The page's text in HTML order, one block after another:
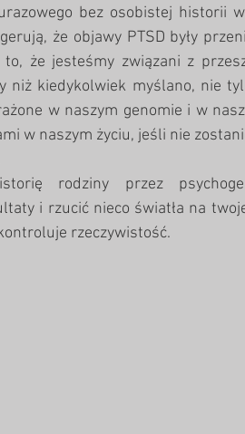
bez osobistej historii
że objawy PTSD były
to, że jesteśmy związani z
niż kiedykolwiek myślano, nie
w naszym genomie i w
w naszym życiu, jeśli nie
rodziny przez
i rzucić nieco światła na
rzeczywistość.